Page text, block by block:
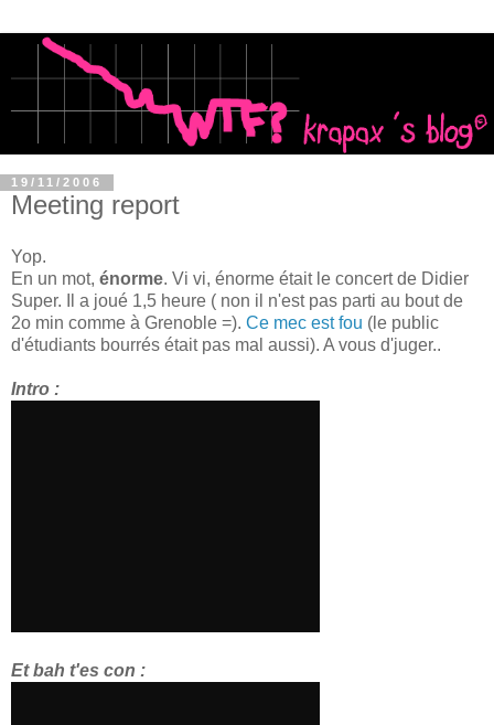
19/11/2006
Meeting report
Yop.
En un mot, énorme. Vi vi, énorme était le concert de Didier
Super. Il a joué 1,5 heure ( non il n'est pas parti au bout de
2o min comme à Grenoble =). Ce mec est fou (le public
d'étudiants bourrés était pas mal aussi). A vous d'juger..
Intro :
Et bah t'es con :